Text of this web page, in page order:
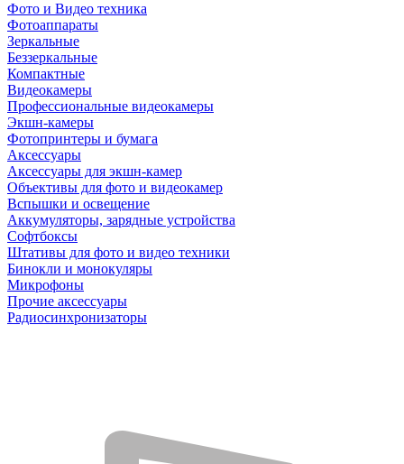
Фото и Видео техника
Фотоаппараты
Зеркальные
Беззеркальные
Компактные
Видеокамеры
Профессиональные видеокамеры
Экшн-камеры
Фотопринтеры и бумага
Аксессуары
Аксессуары для экшн-камер
Объективы для фото и видеокамер
Вспышки и освещение
Аккумуляторы, зарядные устройства
Софтбоксы
Штативы для фото и видео техники
Бинокли и монокуляры
Микрофоны
Прочие аксессуары
Радиосинхронизаторы